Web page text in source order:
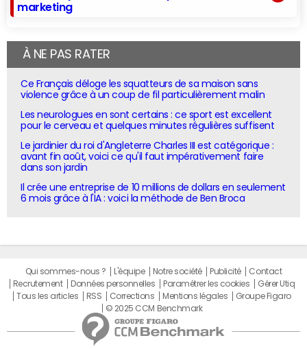
marketing
À NE PAS RATER
Ce Français déloge les squatteurs de sa maison sans
violence grâce à un coup de fil particulièrement malin
Les neurologues en sont certains : ce sport est excellent
pour le cerveau et quelques minutes régulières suffisent
Le jardinier du roi d'Angleterre Charles III est catégorique :
avant fin août, voici ce qu'il faut impérativement faire
dans son jardin
Il crée une entreprise de 10 millions de dollars en seulement
6 mois grâce à l'IA : voici la méthode de Ben Broca
Qui sommes-nous ? L'équipe Notre société Publicité
Contact
Recrutement
Données personnelles Paramétrer les cookies
Gérer Utiq
Tous les articles
RSS Corrections Mentions légales
Groupe Figaro
© 2025 CCM Benchmark